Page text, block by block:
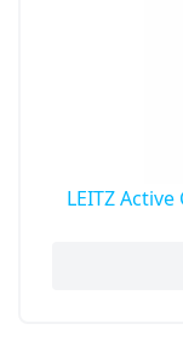
LEITZ